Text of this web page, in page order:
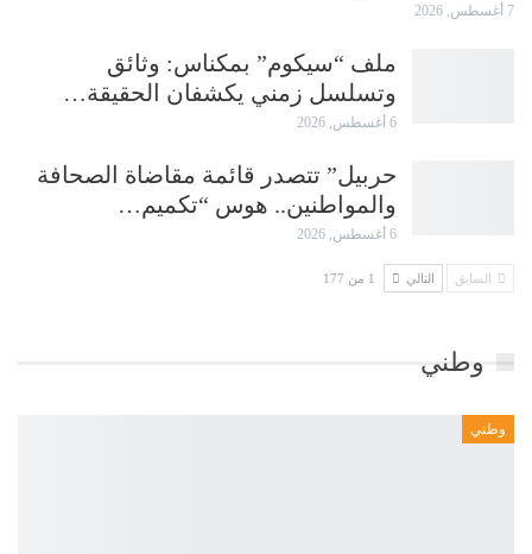
7 أغسطس, 2026
ملف “سيكوم” بمكناس: وثائق
وتسلسل زمني يكشفان الحقيقة…
6 أغسطس, 2026
حربيل” تتصدر قائمة مقاضاة الصحافة
والمواطنين.. هوس “تكميم…
6 أغسطس, 2026
السابق التالي 1 من 177
وطني
وطني